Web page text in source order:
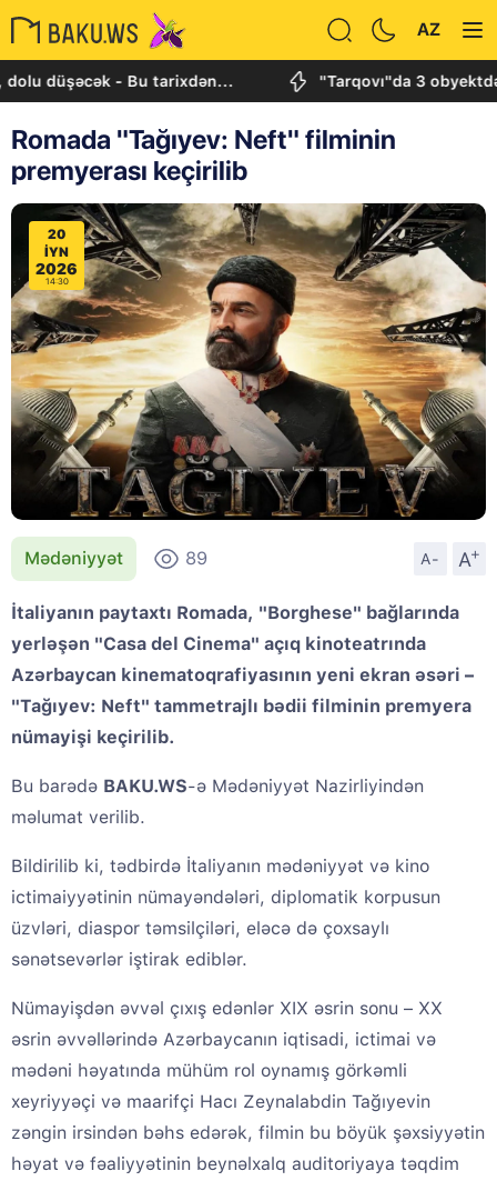
AZ
- Bu tarixdən... "Tarqovı"da 3 obyektdə və
Romada "Tağıyev: Neft" filminin
premyerası keçirilib
20
IYN
2026
14:30
Mədəniyyət 89 A- A
+
İtaliyanın paytaxtı Romada, "Borghese" bağlarında
yerləşən "Casa del Cinema" açıq kinoteatrında
Azərbaycan kinematoqrafiyasının yeni ekran əsəri –
"Tağıyev: Neft" tammetrajlı bədii filminin premyera
nümayişi keçirilib.
Bu barədə BAKU.WS-ə Mədəniyyət Nazirliyindən
məlumat verilib.
Bildirilib ki, tədbirdə İtaliyanın mədəniyyət və kino
ictimaiyyətinin nümayəndələri, diplomatik korpusun
üzvləri, diaspor təmsilçiləri, eləcə də çoxsaylı
sənətsevərlər iştirak ediblər.
Nümayişdən əvvəl çıxış edənlər XIX əsrin sonu – XX
əsrin əvvəllərində Azərbaycanın iqtisadi, ictimai və
mədəni həyatında mühüm rol oynamış görkəmli
xeyriyyəçi və maarifçi Hacı Zeynalabdin Tağıyevin
zəngin irsindən bəhs edərək, filmin bu böyük şəxsiyyətin
həyat və fəaliyyətinin beynəlxalq auditoriyaya təqdim